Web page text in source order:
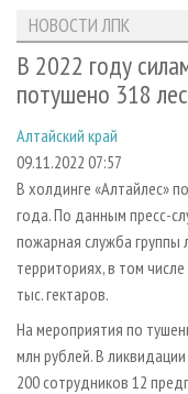
ЛЕСОЗАГОТОВКА
ЛЕСОПИЛЕНИЕ
СУШКА ДРЕВЕСИНЫ
ПРОИЗВОДСТВО
ДЕРЕВЯННОЕ
ПРОИЗВОДСТВО
БИОЭНЕРГЕТИКА
ЦБП
ИНСТРУМЕНТ И
НОВОСТИ ЛПК
НОВОСТИ
ПРОЕКТЫ ЛПИ
АНАЛИТИКА
ПРЕДПРИЯТИЯ ЛПК
ПЕРСОНЫ
МОБИЛЬНЫЕ
ОФИЦИАЛЬНЫЕ
ПРИОРИТЕТНЫЕ
RUSSIAN FORESTRY
ГАЗЕТА
БИБЛИОТЕКА
АРХИВ
АРХИВ ЖУРНАЛОВ
О ЖУРНАЛЕ
ПОДПИСКА
КОНТАКТЫ
РЕКЛАМОДАТЕЛЯМ
РЕКЛАМА
РЕКЛАМА НА САЙТЕ
НОВОСТИ ЛПК
В 2022 году
потушено 318
Алтайский край
09.11.2022 07:57
В холдинге «Алтайлес»
года. По данным пресс-
пожарная служба группы
территориях, в том
тыс. гектаров.
На мероприятия по
млн рублей. В
200 сотрудников 12